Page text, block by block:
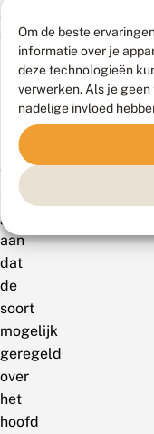
Om de beste
informatie over je
deze technologieën
verwerken. Als je
nadelige invloed
nieuwe
rivierengebied
werd
aangetroffen,
geeft
aan
dat
de
soort
mogelijk
geregeld
over
het
hoofd